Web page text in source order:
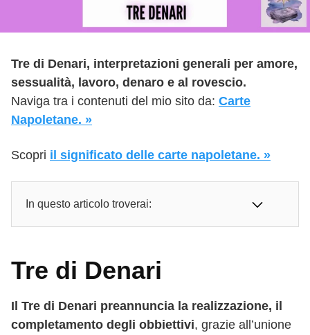
Tre di Denari, interpretazioni generali per amore,
sessualità, lavoro, denaro e al rovescio.
Naviga tra i contenuti del mio sito da: Carte
Napoletane. »
Scopri il significato delle carte napoletane. »
In questo articolo troverai:
Tre di Denari
Il Tre di Denari preannuncia la realizzazione, il
completamento degli obbiettivi, grazie all’unione